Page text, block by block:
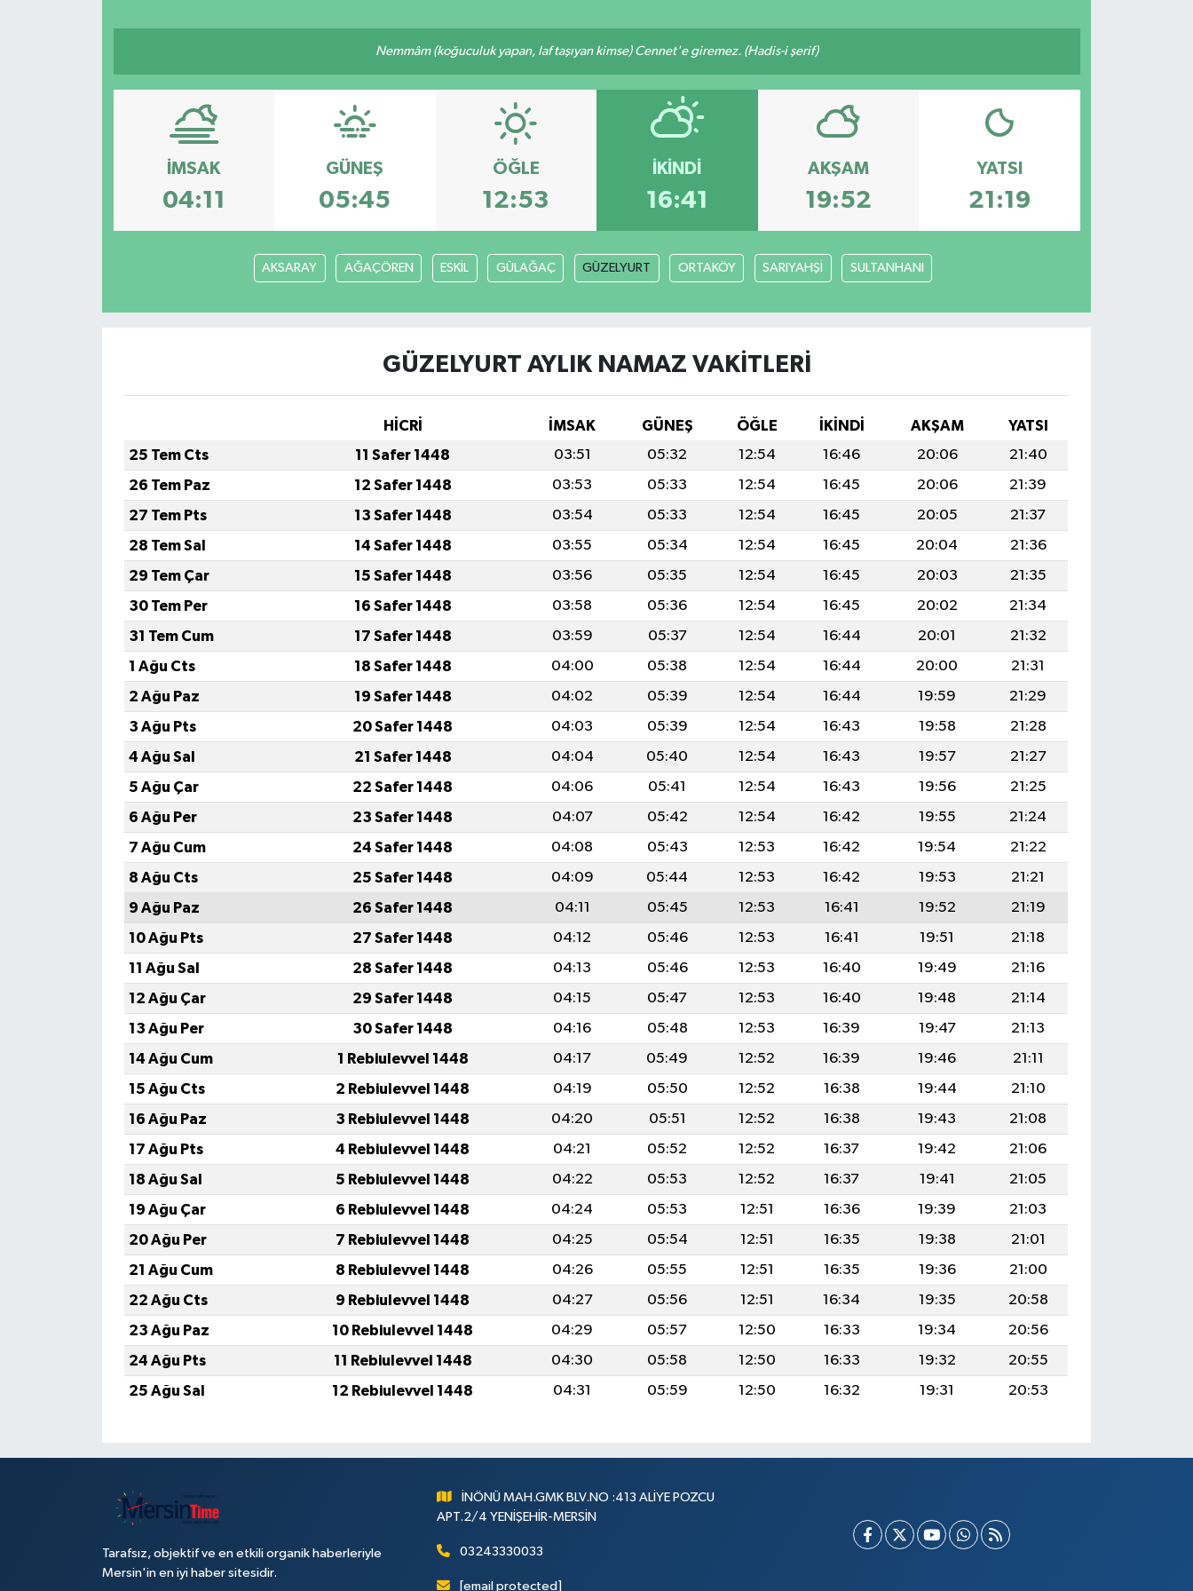
Nemmâm (koğuculuk yapan, laf taşıyan kimse) Cennet'e giremez. (Hadis-i şerif)
İMSAK
04:11
GÜNEŞ
05:45
ÖĞLE
12:53
İKINDI
16:41
AKŞAM
19:52
YATSI
21:19
AKSARAY AĞAÇÖREN ESKİL GÜLAĞAÇ GÜZELYURT ORTAKÖY SARIYAHŞİ SULTANHANI
GÜZELYURT AYLIK NAMAZ VAKITLERI
HİCRİ İMSAK GÜNEŞ ÖĞLE İKINDI AKŞAM
YATSI
25 Tem Cts
11 Safer 1448 03:51 05:32 12:54 16:46 20:06
21:40
26 Tem Paz
12 Safer 1448 03:53 05:33 12:54 16:45 20:06
21:39
27 Tem Pts
13 Safer 1448 03:54 05:33 12:54 16:45 20:05
21:37
28 Tem Sal
14 Safer 1448 03:55 05:34 12:54 16:45 20:04
21:36
29 Tem Çar
15 Safer 1448 03:56 05:35 12:54 16:45 20:03
21:35
30 Tem Per
16 Safer 1448 03:58 05:36 12:54 16:45 20:02
21:34
31 Tem Cum
17 Safer 1448 03:59 05:37 12:54 16:44 20:01
21:32
1 Ağu Cts
18 Safer 1448 04:00 05:38 12:54 16:44 20:00
21:31
2 Ağu Paz
19 Safer 1448 04:02 05:39 12:54 16:44 19:59
21:29
3 Ağu Pts
20 Safer 1448 04:03 05:39 12:54 16:43 19:58
21:28
4 Ağu Sal
21 Safer 1448 04:04 05:40 12:54 16:43 19:57
21:27
5 Ağu Çar
22 Safer 1448 04:06 05:41 12:54 16:43 19:56
21:25
6 Ağu Per
23 Safer 1448 04:07 05:42 12:54 16:42 19:55
21:24
7 Ağu Cum
24 Safer 1448 04:08 05:43 12:53 16:42 19:54
21:22
8 Ağu Cts
25 Safer 1448 04:09 05:44 12:53 16:42 19:53
21:21
9 Ağu Paz
26 Safer 1448 04:11 05:45 12:53 16:41 19:52
21:19
10 Ağu Pts
27 Safer 1448 04:12 05:46 12:53 16:41 19:51
21:18
11 Ağu Sal
28 Safer 1448 04:13 05:46 12:53 16:40 19:49
21:16
12 Ağu Çar
29 Safer 1448 04:15 05:47 12:53 16:40 19:48
21:14
13 Ağu Per
30 Safer 1448 04:16 05:48 12:53 16:39 19:47
21:13
14 Ağu Cum
1 Rebiulevvel 1448 04:17 05:49 12:52 16:39 19:46
21:11
15 Ağu Cts
2 Rebiulevvel 1448 04:19 05:50 12:52 16:38 19:44
21:10
16 Ağu Paz
3 Rebiulevvel 1448 04:20 05:51 12:52 16:38 19:43
21:08
17 Ağu Pts
4 Rebiulevvel 1448 04:21 05:52 12:52 16:37 19:42
21:06
18 Ağu Sal
5 Rebiulevvel 1448 04:22 05:53 12:52 16:37 19:41
21:05
19 Ağu Çar
6 Rebiulevvel 1448 04:24 05:53 12:51 16:36 19:39
21:03
20 Ağu Per
7 Rebiulevvel 1448 04:25 05:54 12:51 16:35 19:38
21:01
21 Ağu Cum
8 Rebiulevvel 1448 04:26 05:55 12:51 16:35 19:36
21:00
22 Ağu Cts
9 Rebiulevvel 1448 04:27 05:56 12:51 16:34 19:35
20:58
23 Ağu Paz
10 Rebiulevvel 1448 04:29 05:57 12:50 16:33 19:34
20:56
24 Ağu Pts
11 Rebiulevvel 1448 04:30 05:58 12:50 16:33 19:32
20:55
25 Ağu Sal
12 Rebiulevvel 1448 04:31 05:59 12:50 16:32 19:31 20:53
Tarafsız, objektif ve en etkili organik haberleriyle
Mersin'in en iyi haber sitesidir.
İNÖNÜ MAH.GMK BLV.NO :413 ALİYE POZCU
APT.2/4 YENİŞEHİR-MERSİN
03243330033
[email protected]
Resmi İlan